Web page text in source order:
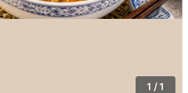
1 / 1